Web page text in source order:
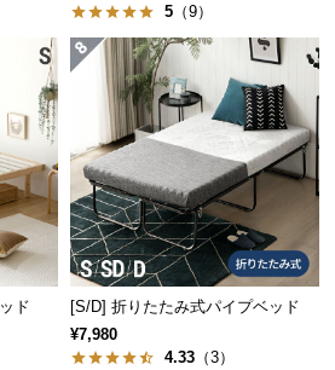
で揃えることで空間に統一性
りとまとまった印象のお部屋
5 （9）
ベッド
[S/D] 折りたたみ式パイプベッド
¥7,980
4.33 （3）